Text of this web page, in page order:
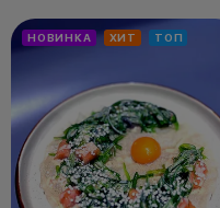
НОВИНКА ХИТ ТОП